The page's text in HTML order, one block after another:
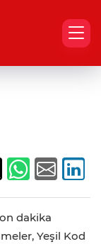
dakika
Yeşil Kod